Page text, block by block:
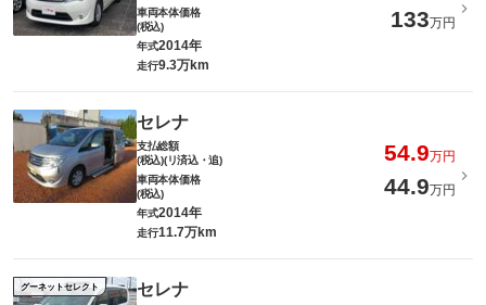
車両本体価格
(税込)
133万円
年式2014年
走行9.3万km
セレナ
支払総額
(税込)(リ済込・追)
54.9万円
車両本体価格
(税込)
44.9万円
年式2014年
走行11.7万km
グーネットセレクト セレナ